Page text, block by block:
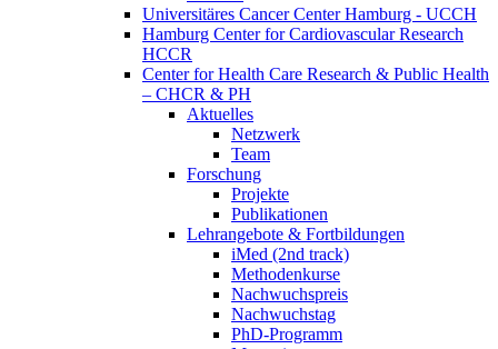
Universitäres Cancer Center Hamburg - UCCH
Hamburg Center for Cardiovascular Research
HCCR
Center for Health Care Research & Public Health
– CHCR & PH
Aktuelles
Netzwerk
Team
Forschung
Projekte
Publikationen
Lehrangebote & Fortbildungen
iMed (2nd track)
Methodenkurse
Nachwuchspreis
Nachwuchstag
PhD-Programm